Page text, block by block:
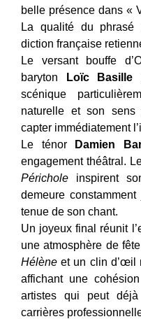
belle présence dans «
La qualité du phrasé
diction française
Le versant bouffe
baryton
Loïc Basille
scénique
naturelle et son sens
capter immédiatement
Le ténor
Damien
engagement théâtral.
Périchole inspirent
demeure
tenue de son chant.
Un joyeux final réunit
une atmosphère de
Hélène et un clin d’œil
affichant une
artistes qui peut
carrières